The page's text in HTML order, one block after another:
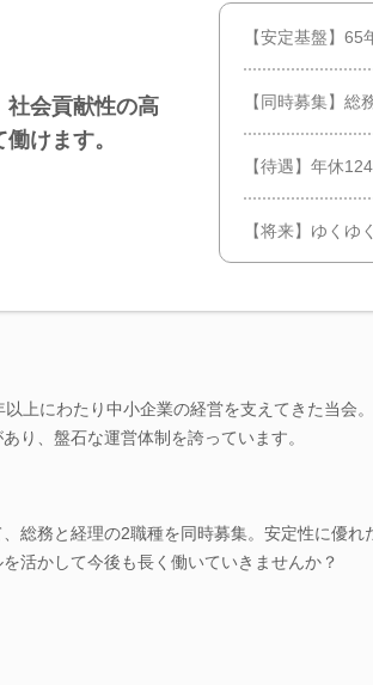
社会貢献性の高
けます。
【安定基盤】
【同時募集】総
【待遇】年休
【将来】ゆくゆ
上にわたり中小企業の経営を支えてきた当会。
り、盤石な運営体制を誇っています。
総務と経理の2職種を同時募集。安定性に優れ
活かして今後も長く働いていきませんか？